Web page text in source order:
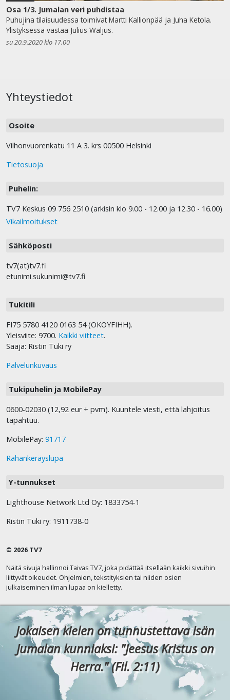
Osa 1/3. Jumalan veri puhdistaa
Puhujina tilaisuudessa toimivat Martti Kallionpää ja Juha Ketola.
Ylistyksessä vastaa Julius Waljus.
su 20.9.2020 klo 17.00
Yhteystiedot
Osoite
Vilhonvuorenkatu 11 A 3. krs 00500 Helsinki
Tietosuoja
Puhelin:
TV7 Keskus 09 756 2510 (arkisin klo 9.00 - 12.00 ja 12.30 - 16.00)
Vikailmoitukset
Sähköposti
tv7(at)tv7.fi
etunimi.sukunimi@tv7.fi
Tukitili
FI75 5780 4120 0163 54 (OKOYFIHH).
Yleisviite: 9700. Kaikki viitteet.
Saaja: Ristin Tuki ry
Palvelunkuvaus
Tukipuhelin ja MobilePay
0600-02030 (12,92 eur + pvm). Kuuntele viesti, että lahjoitus
tapahtuu.
MobilePay: 91717
Rahankeräyslupa
Y-tunnukset
Lighthouse Network Ltd Oy: 1833754-1
Ristin Tuki ry: 1911738-0
© 2026 TV7
Näitä sivuja hallinnoi Taivas TV7, joka pidättää itsellään kaikki sivuihin
liittyvät oikeudet. Ohjelmien, tekstityksien tai niiden osien
julkaiseminen ilman lupaa on kielletty.
Jokaisen kielen on tunnustettava Isän
Jumalan kunniaksi: "Jeesus Kristus on
Herra." (Fil. 2:11)